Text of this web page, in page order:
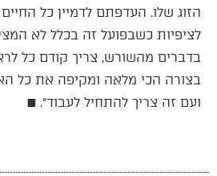
הזוג שלו. העדפתם לדמיין כל
לציפיות כשבפועל זה בכלל לא
בדברים מהשורש, צריך קודם כל
בצורה הכי מלאה ומקיפה את כל
ועם זה צריך להתחיל לעבוד״. ■